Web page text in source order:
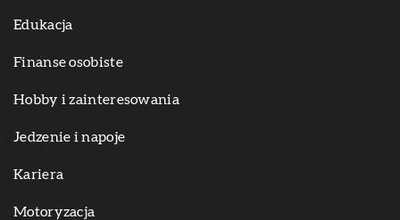
Edukacja
Finanse osobiste
Hobby i zainteresowania
Jedzenie i napoje
Kariera
Motoryzacja